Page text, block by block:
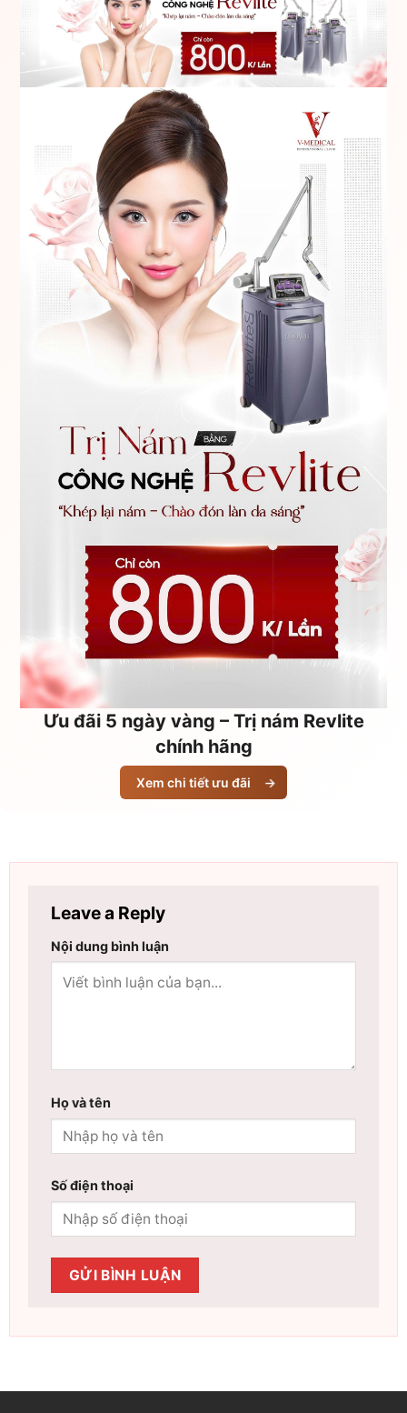
Ưu đãi 5 ngày vàng – Trị nám Revlite
chính hãng
Xem chi tiết ưu đãi →
Leave a Reply
Nội dung bình luận
Họ và tên
Số điện thoại